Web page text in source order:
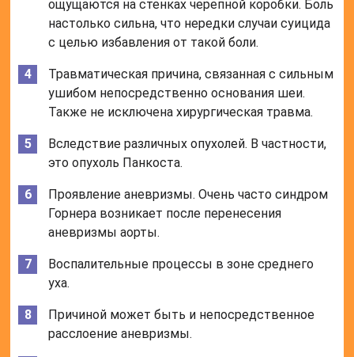
ощущаются на стенках черепной коробки. Боль
настолько сильна, что нередки случаи суицида
с целью избавления от такой боли.
Травматическая причина, связанная с сильным
ушибом непосредственно основания шеи.
Также не исключена хирургическая травма.
Вследствие различных опухолей. В частности,
это опухоль Панкоста.
Проявление аневризмы. Очень часто синдром
Горнера возникает после перенесения
аневризмы аорты.
Воспалительные процессы в зоне среднего
уха.
Причиной может быть и непосредственное
расслоение аневризмы.